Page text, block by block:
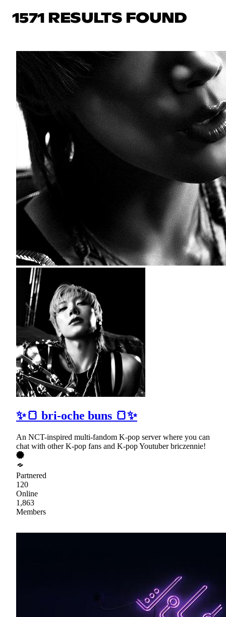
1571 RESULTS FOUND
✨🍞 bri-oche buns 🍞✨
An NCT-inspired multi-fandom K-pop server where you can
chat with other K-pop fans and K-pop Youtuber briczennie!
Partnered
120
Online
1,863
Members